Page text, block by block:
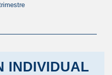
INDIVIDUAL